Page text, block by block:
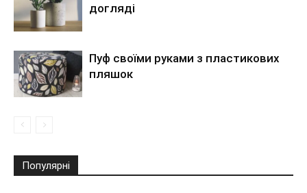
догляді
Пуф своїми руками з пластикових
пляшок
Популярні